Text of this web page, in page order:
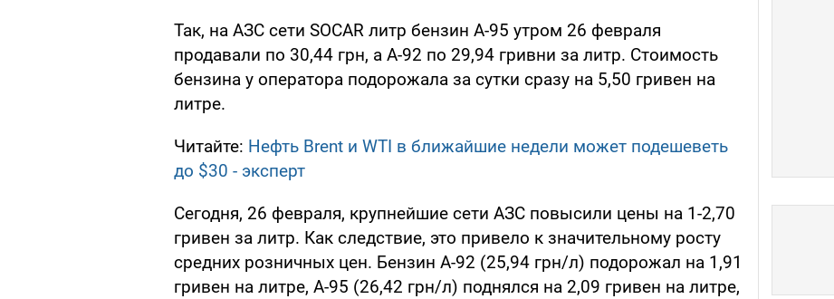
Так, на АЗС сети SOCAR литр бензин А-95 утром 26 февраля
продавали по 30,44 грн, а А-92 по 29,94 гривни за литр. Стоимость
бензина у оператора подорожала за сутки сразу на 5,50 гривен на
литре.
Читайте: Нефть Brent и WTI в ближайшие недели может подешеветь
до $30 - эксперт
Сегодня, 26 февраля, крупнейшие сети АЗС повысили цены на 1-2,70
гривен за литр. Как следствие, это привело к значительному росту
средних розничных цен. Бензин А-92 (25,94 грн/л) подорожал на 1,91
гривен на литре, А-95 (26,42 грн/л) поднялся на 2,09 гривен на литре,